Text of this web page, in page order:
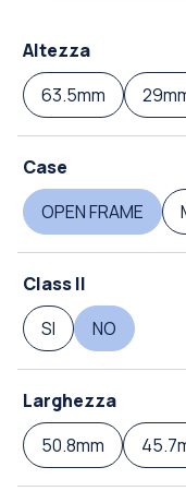
Altezza
63.5mm
Case
OPEN FRAME
Class II
SI
NO
Larghezza
50.8mm